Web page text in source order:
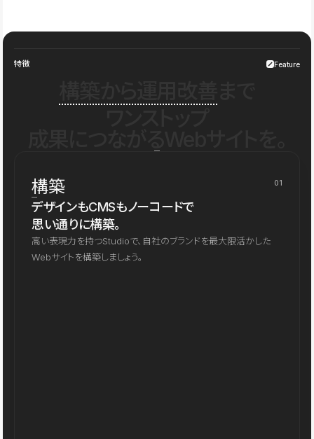
特徴 Feature
構築 01
デザインもCMSもノーコードで
思い通りに構築。
高い表現力を持つStudioで、自社のブランドを最大限活かした
Webサイトを構築しましょう。